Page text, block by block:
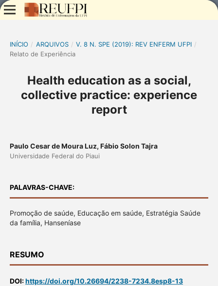
INÍCIO / ARQUIVOS / V. 8 N. SPE (2019): REV ENFERM UFPI /
Relato de Experiência
Health education as a social,
collective practice: experience
report
Paulo Cesar de Moura Luz, Fábio Solon Tajra
Universidade Federal do Piaui
PALAVRAS-CHAVE:
Promoção de saúde, Educação em saúde, Estratégia Saúde
da família, Hanseníase
RESUMO
DOI:https://doi.org/10.26694/2238-7234.8esp8-13